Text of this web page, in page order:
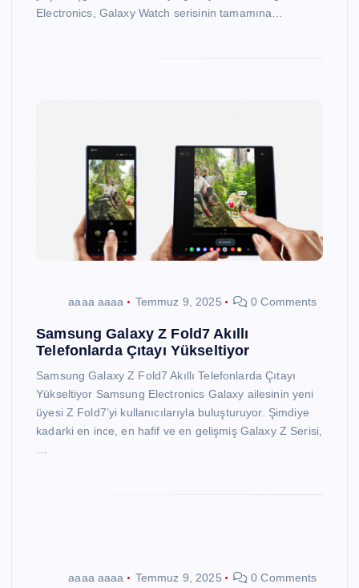
Electronics, Galaxy Watch serisinin tamamına…
aaaa aaaa Temmuz 9, 2025 0 Comments
Samsung Galaxy Z Fold7 Akıllı
Telefonlarda Çıtayı Yükseltiyor
Samsung Galaxy Z Fold7 Akıllı Telefonlarda Çıtayı
Yükseltiyor Samsung Electronics Galaxy ailesinin yeni
üyesi Z Fold7’yi kullanıcılarıyla buluşturuyor. Şimdiye
kadarki en ince, en hafif ve en gelişmiş Galaxy Z Serisi,
aaaa aaaa Temmuz 9, 2025 0 Comments